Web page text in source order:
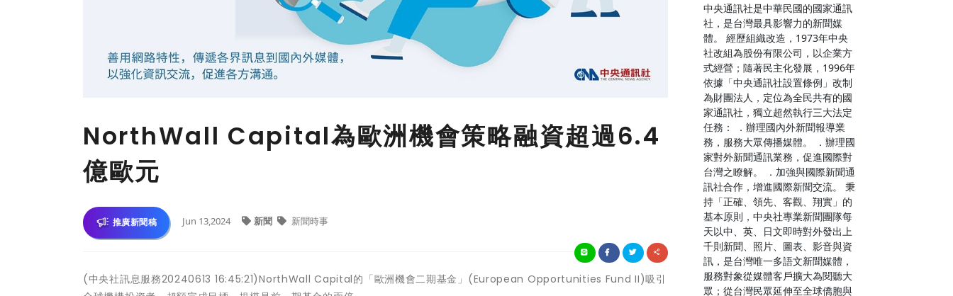
NorthWall Capital為歐洲機會策略融資超過6.4
億歐元
推廣新聞稿 Jun 13,2024 新聞 新聞時事
(中央社訊息服務20240613 16:45:21)NorthWall Capital的「歐洲機會二期基金」(European Opportunities Fund II)吸引
中央通訊社是中華民國的國家通訊
社，是台灣最具影響力的新聞媒
體。 經歷組織改造，1973年中央
社改組為股份有限公司，以企業方
式經營；隨著民主化發展，1996年
依據「中央通訊社設置條例」改制
為財團法人，定位為全民共有的國
家通訊社，獨立超然執行三大法定
任務： ．辦理國內外新聞報導業
務，服務大眾傳播媒體。 ．辦理國
家對外新聞通訊業務，促進國際對
台灣之瞭解。 ．加強與國際新聞通
訊社合作，增進國際新聞交流。 秉
持「正確、領先、客觀、翔實」的
基本原則，中央社專業新聞團隊每
天以中、英、日文即時對外發出上
千則新聞、照片、圖表、影音與資
訊，是台灣唯一多語文新聞媒體，
服務對象從媒體客戶擴大為閱聽大
眾；從台灣民眾延伸至全球僑胞與